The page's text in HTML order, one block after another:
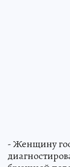
- Женщину